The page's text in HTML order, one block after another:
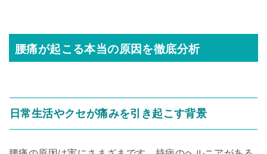
腰痛が起こる本当の原因を徹底分析
日常生活やクセが痛みを引き起こす背景